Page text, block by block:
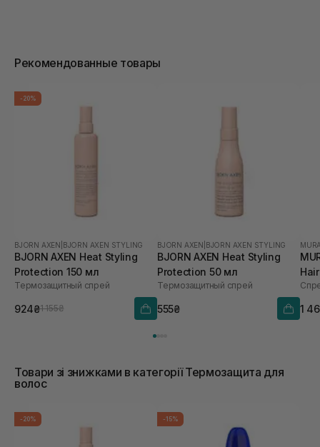
Рекомендованные товары
-20%
BJORN AXEN BJORN AXEN STYLING
BJORN AXEN Heat Styling
Protection 150 мл
Термозащитный спрей
924₴1 155₴
BJORN AXEN BJORN AXEN STYLING
BJORN AXEN Heat Styling
Protection 50 мл
Термозащитный спрей
555₴ 1
Товари зі знижками в категорії Термозащита для
волос
-20% -15%